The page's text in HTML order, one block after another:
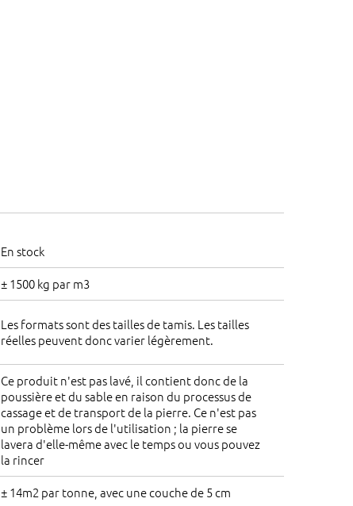
En stock
± 1500 kg par m3
Les formats sont des tailles de tamis. Les tailles
réelles peuvent donc varier légèrement.
Ce produit n'est pas lavé, il contient donc de la
poussière et du sable en raison du processus de
cassage et de transport de la pierre. Ce n'est pas
un problème lors de l'utilisation ; la pierre se
lavera d'elle-même avec le temps ou vous pouvez
la rincer
± 14m2 par tonne, avec une couche de 5 cm